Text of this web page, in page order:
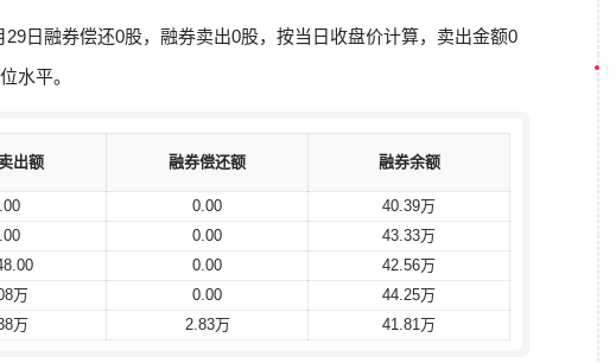
29日融券偿还0股，融券卖出0股，按当日收盘价计算，卖出金额0
水平。
出额 融券偿还额 融券余额
0.00
40.39万
0.00
43.33万
0.00
42.56万
万 0.00
44.25万
万 2.83万 41.81万
出额 融券偿还额 融券余额
0.00
40.39万
0.00
43.33万
0.00
42.56万
万 0.00
44.25万
万 2.83万 41.81万